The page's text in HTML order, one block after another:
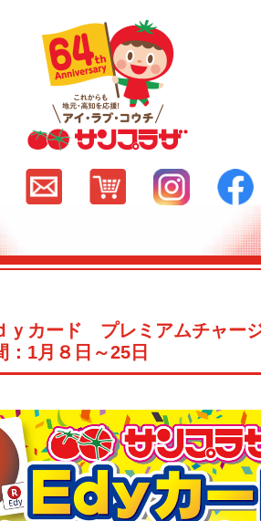
ｙカード プレミアムチャー
：1月８日～25日